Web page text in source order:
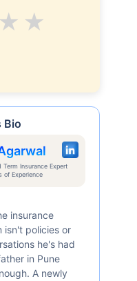
Excellent
V.Good
Bio
Term Insurance Expert
of Experience
insurance
isn't policies or
he's had
in Pune
A newly